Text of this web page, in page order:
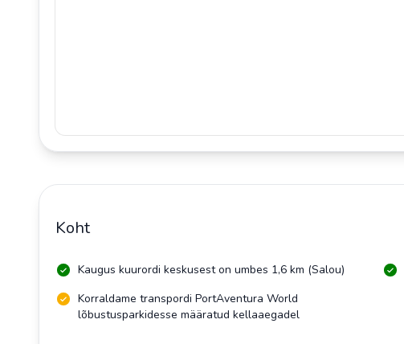
Koht
Kaugus kuurordi keskusest on umbes 1,6 km (Salou)
Korraldame transpordi PortAventura World
lõbustusparkidesse määratud kellaaegadel